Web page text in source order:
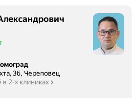
36, Череповец
2-х клиниках